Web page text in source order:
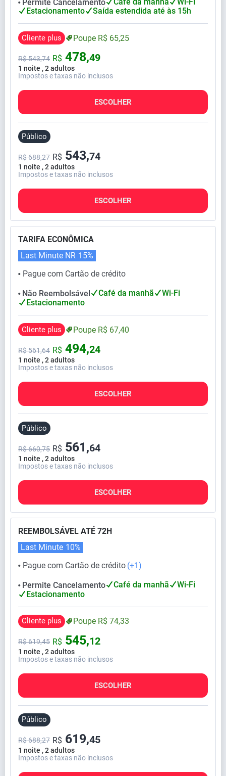
⬤ Permite Cancelamento
Estacionamento
Saída estendida até às 15h
Cliente plus Poupe R$ 65,25
1 noite , 2 adultos
R$543,74 R$ 478,49
Impostos e taxas não inclusos
ESCOLHER
Público
1 noite , 2 adultos
R$ 688,27 R$ 543,74
Impostos e taxas não inclusos
ESCOLHER
TARIFA ECONÔMICA
⬤ Pague com Cartão de crédito
Last Minute NR 15%
⬤ Não Reembolsável Café da manhã
Wi-Fi
Estacionamento
Cliente plus Poupe R$ 67,40
1 noite , 2 adultos
R$561,64 R$ 494,24
Impostos e taxas não inclusos
ESCOLHER
Público
1 noite , 2 adultos
R$ 660,75 R$ 561,64
Impostos e taxas não inclusos
ESCOLHER
REEMBOLSÁVEL ATÉ 72H
⬤ Pague com Cartão de crédito (+1)
Last Minute 10%
⬤ Permite Cancelamento Café da manhã
Wi-Fi
Estacionamento
Cliente plus Poupe R$ 74,33
1 noite , 2 adultos
R$619,45 R$ 545,12
Impostos e taxas não inclusos
ESCOLHER
Público
1 noite , 2 adultos
R$ 688,27 R$ 619,45
Impostos e taxas não inclusos